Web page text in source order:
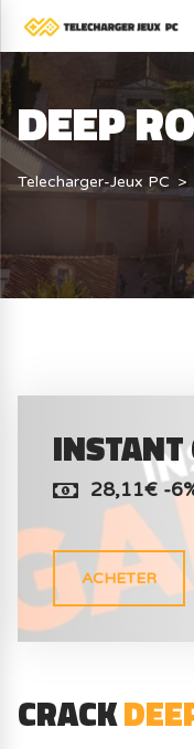
DEEP
Telecharger-Jeux PC
28,11€ -
ACHETER
CRACK